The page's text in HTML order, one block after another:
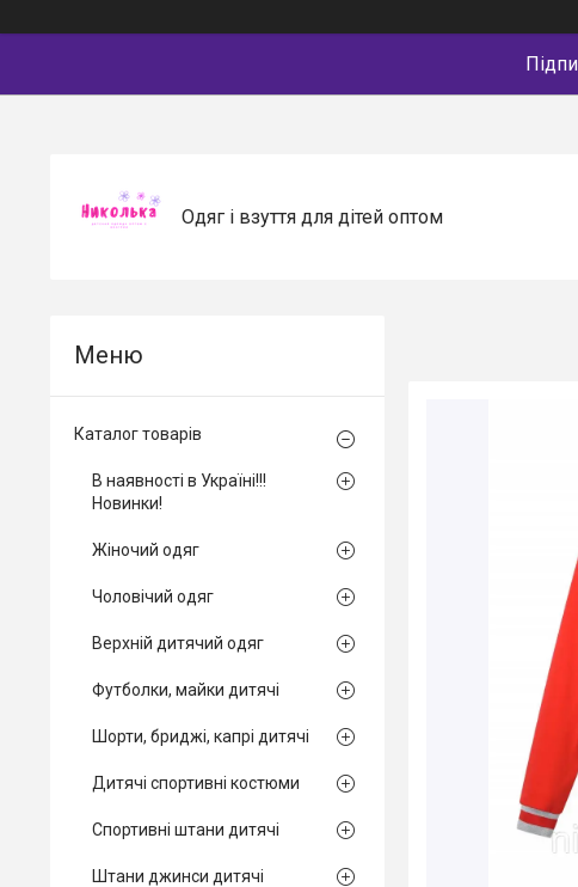
Одяг і взуття для дітей оптом
Каталог товарів
В наявності в Україні!!!
Новинки!
Жіночий одяг
Чоловічий одяг
Верхній дитячий одяг
Футболки, майки дитячі
Шорти, бриджі, капрі дитячі
Дитячі спортивні костюми
Спортивні штани дитячі
Штани джинси дитячі